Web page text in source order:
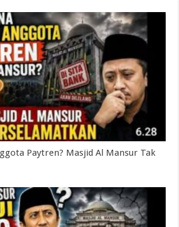
Paytren? Masjid Al Mansur Tak